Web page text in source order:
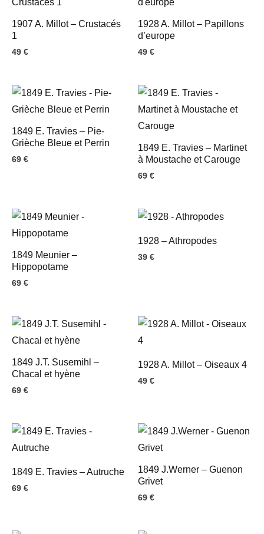
1907 A. Millot – Crustacés
1
49 €
1928 A. Millot – Papillons
d’europe
49 €
1849 E. Travies – Pie-
Grièche Bleue et Perrin
69 €
1849 E. Travies – Martinet
à Moustache et Carouge
69 €
1849 Meunier –
Hippopotame
69 €
1928 – Athropodes
39 €
1849 J.T. Susemihl –
Chacal et hyène
69 €
1928 A. Millot – Oiseaux 4
49 €
1849 E. Travies – Autruche
69 €
1849 J.Werner – Guenon
Grivet
69 €